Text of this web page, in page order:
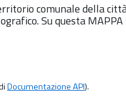
comunale della
Su questa MAPPA
Documentazione API).